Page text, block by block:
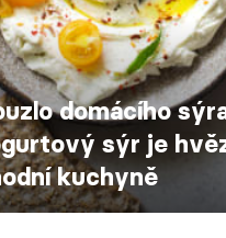
domácího
sýr je
kuchyně